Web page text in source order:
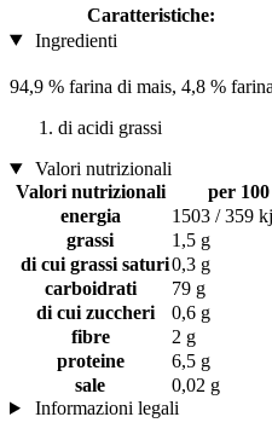
Caratteristiche:
Ingredienti
94,9 % farina di mais, 4,8 %
di acidi grassi
Valori nutrizionali
Valori nutrizionali
per 100
energia
1503 / 359
grassi
1,5 g
di cui grassi saturi0,3 g
carboidrati
79 g
di cui zuccheri
0,6 g
fibre
2 g
proteine
6,5 g
sale
0,02 g
Informazioni legali